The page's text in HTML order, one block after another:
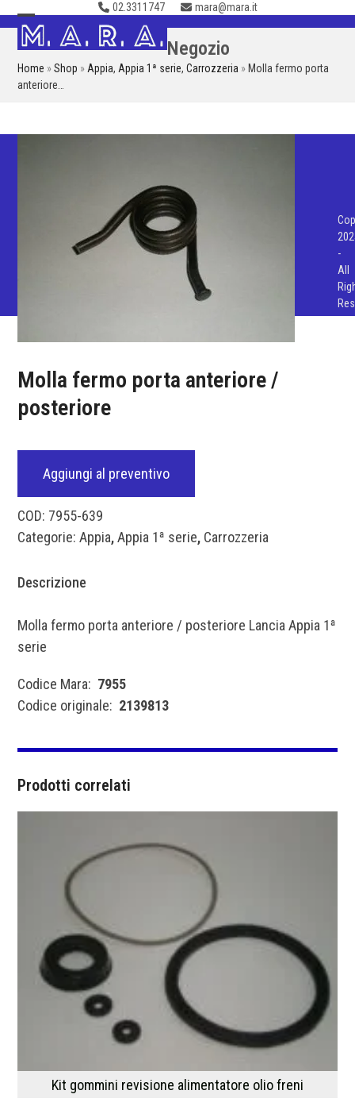
Skip
to
content
02.3311747 mara@mara.it
Open
mobile
menu
Close
mobile
menu
Negozio
Home »Shop » Appia, Appia 1ª serie,Carrozzeria » Molla fermo porta
anteriore…
Molla fermo porta anteriore /
posteriore
Aggiungi al preventivo
COD: 7955-639
Categorie: Appia,Appia 1ª serie, Carrozzeria
Descrizione
Molla fermo porta anteriore / posteriore Lancia Appia 1ª
serie
Codice Mara: 7955
Codice originale: 2139813
Prodotti correlati
Kit gommini revisione alimentatore olio freni
-
All